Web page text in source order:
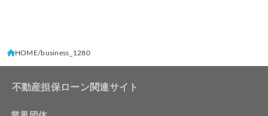
HOME business_1280
不動産担保ローン関連サイト